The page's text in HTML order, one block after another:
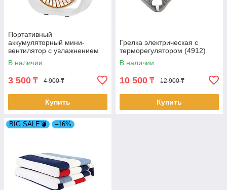
Портативный
аккумуляторный мини-
вентилятор с увлажнением
воздуха (4859)
В наличии
3 500 ₸ 4 900 ₸
Купить
Грелка электрическая с
терморегулятором (4912)
В наличии
10 500 ₸ 12 900 ₸
Купить
BIG SALE💣 –16%